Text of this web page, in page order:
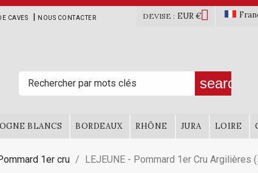
CAVES | NOUS CONTACTER DEVISE : EUR €
search
BLANCS BORDEAUX RHÔNE JURA LOIRE
1er cru LEJEUNE - Pommard 1er Cru Argilières